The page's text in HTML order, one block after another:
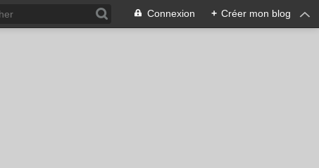
Connexion + Créer mon blog